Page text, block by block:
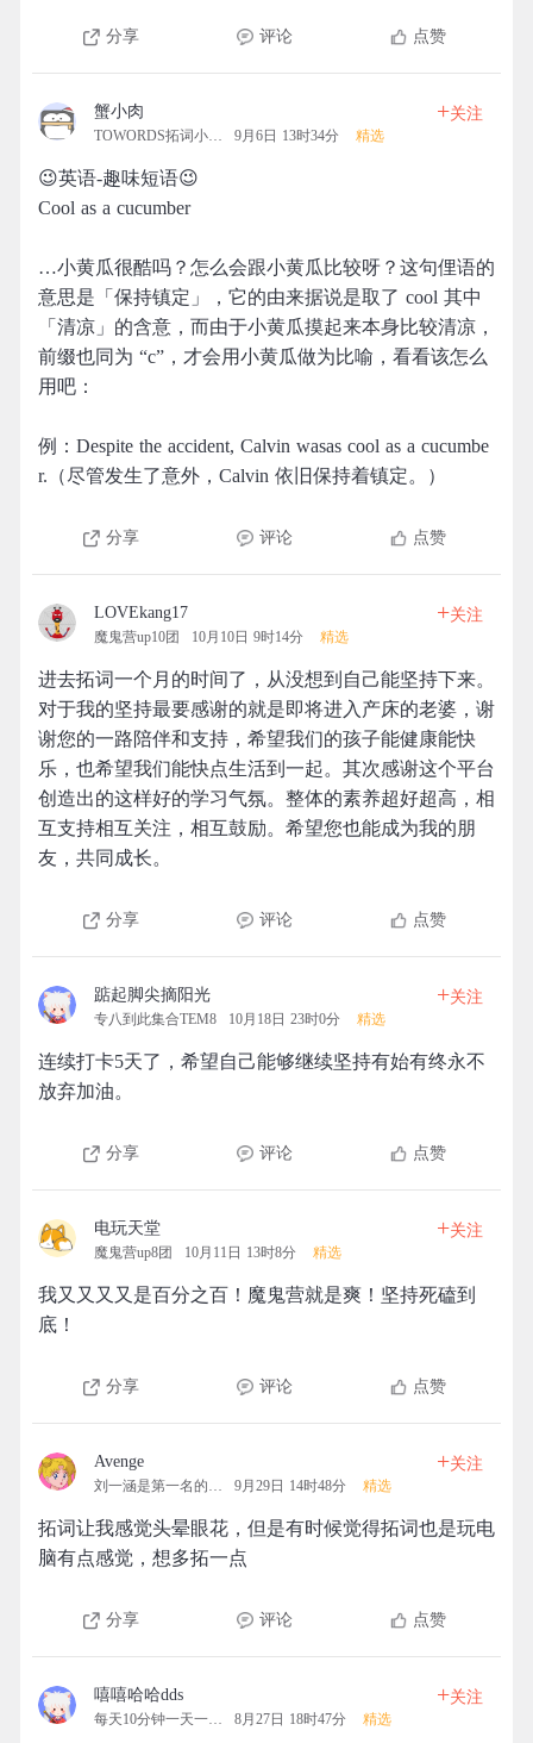
分享 评论 点赞
蟹小肉
TOWORDS拓词小营地 9月6日 13时34分 精选
+关注
😉英语-趣味短语😉
Cool as a cucumber
…小黄瓜很酷吗？怎么会跟小黄瓜比较呀？这句俚语的
意思是「保持镇定」，它的由来据说是取了 cool 其中
「清凉」的含意，而由于小黄瓜摸起来本身比较清凉，
前缀也同为 “c”，才会用小黄瓜做为比喻，看看该怎么
用吧：
例：Despite the accident, Calvin wasas cool as a cucumbe
r.（尽管发生了意外，Calvin 依旧保持着镇定。）
分享 评论 点赞
LOVEkang17
魔鬼营up10团 10月10日 9时14分 精选
+关注
进去拓词一个月的时间了，从没想到自己能坚持下来。
对于我的坚持最要感谢的就是即将进入产床的老婆，谢
谢您的一路陪伴和支持，希望我们的孩子能健康能快
乐，也希望我们能快点生活到一起。其次感谢这个平台
创造出的这样好的学习气氛。整体的素养超好超高，相
互支持相互关注，相互鼓励。希望您也能成为我的朋
友，共同成长。
分享 评论 点赞
踮起脚尖摘阳光
专八到此集合TEM8 10月18日 23时0分 精选
+关注
连续打卡5天了，希望自己能够继续坚持有始有终永不
放弃加油。
分享 评论 点赞
电玩天堂
魔鬼营up8团 10月11日 13时8分 精选
+关注
我又又又又是百分之百！魔鬼营就是爽！坚持死磕到
底！
分享 评论 点赞
Avenge
刘一涵是第一名的拓团 9月29日 14时48分 精选
+关注
拓词让我感觉头晕眼花，但是有时候觉得拓词也是玩电
脑有点感觉，想多拓一点
分享 评论 点赞
嘻嘻哈哈dds
每天10分钟一天一清人 8月27日 18时47分 精选
+关注